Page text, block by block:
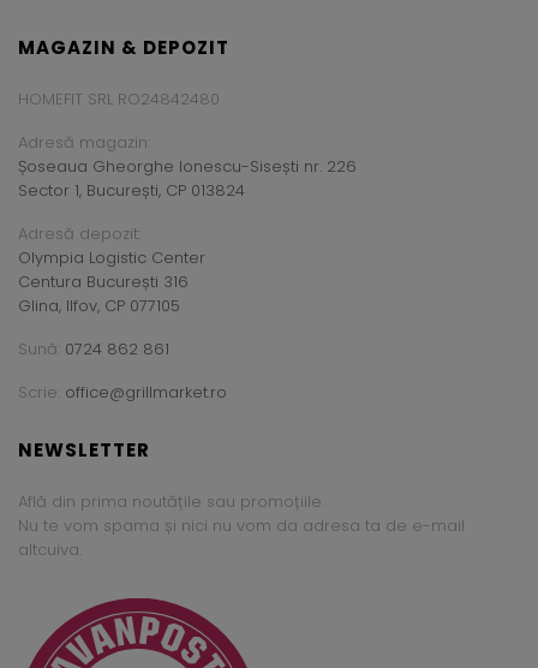
MAGAZIN & DEPOZIT
HOMEFIT SRL RO24842480
Adresă magazin:
Șoseaua Gheorghe Ionescu-Sisești nr. 226
Sector 1, București, CP 013824
Adresă depozit:
Olympia Logistic Center
Centura București 316
Glina, Ilfov, CP 077105
Sună: 0724 862 861
Scrie: office@grillmarket.ro
NEWSLETTER
Află din prima noutățile sau promoțiile.
Nu te vom spama și nici nu vom da adresa ta de e-mail
altcuiva.